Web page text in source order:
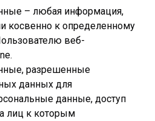
– любая информация,
косвенно к определенному
веб-
разрешенные
данных для
данные, доступ
лиц к которым